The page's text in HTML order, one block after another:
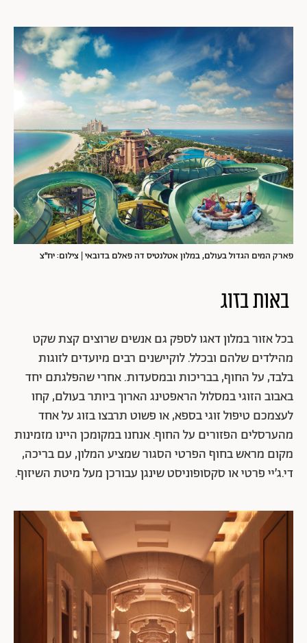
פארק המים הגדול בעולם, במלון אטלנטיס דה פאלם בדובאי | צילום: יח״צ
באות בזוג
בכל אזור במלון דאגו לספק גם אנשים שרוצים קצת שקט
מהילדים שלהם ובכלל. לוקיישנים רבים מיועדים לזוגות
בלבד, על החוף, בבריכות ובמסעדות. אחרי שהפלגתם יחד
באבוב הזוגי במסלול הראפטינג הארוך ביותר בעולם, קחו
לעצמכם טיפול זוגי בספא, או פשוט תרבצו בזוג על אחד
מהערסלים הפזורים על החוף. אנחנו במקומכן היינו מזמינות
מקום מראש בחוף הפרטי הסגור שמציע המלון, עם בריכה,
די.ג׳יי פרטי או סקסופוניסט שינגן עבורכן מעל מיטת השיזוף.